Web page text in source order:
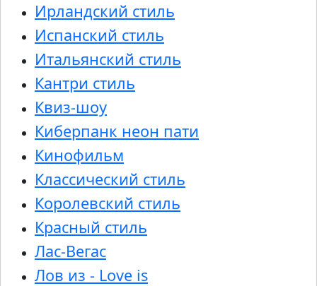
Ирландский стиль
Испанский стиль
Итальянский стиль
Кантри стиль
Квиз-шоу
Киберпанк неон пати
Кинофильм
Классический стиль
Королевский стиль
Красный стиль
Лас-Вегас
Лов из - Love is